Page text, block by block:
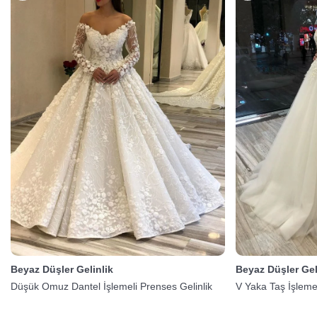
Beyaz Düşler Gelinlik
Düşük Omuz Dantel İşlemeli Prenses Gelinlik
Beyaz Düşler
V Yaka Taş